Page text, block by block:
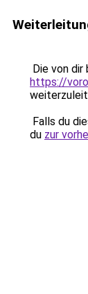
Die von
https://
Falls du
du zur